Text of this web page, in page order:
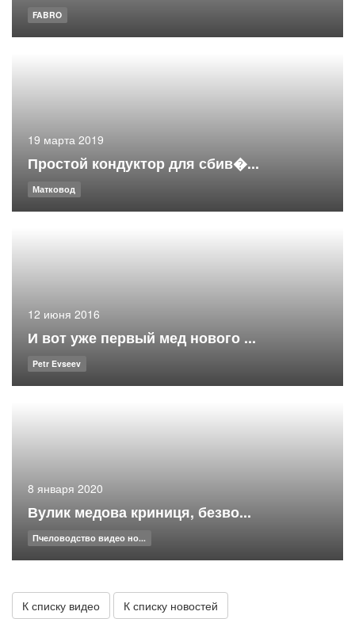
FABRO
19 марта 2019
Простой кондуктор для сбив�...
Матковод
12 июня 2016
И вот уже первый мед нового ...
Petr Evseev
8 января 2020
Вулик медова криниця, безво...
Пчеловодство видео но...
К списку видео К списку новостей